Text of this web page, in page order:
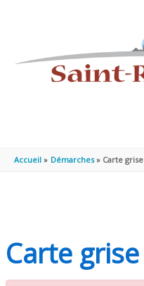
Accueil Démarches Carte grise
Carte grise